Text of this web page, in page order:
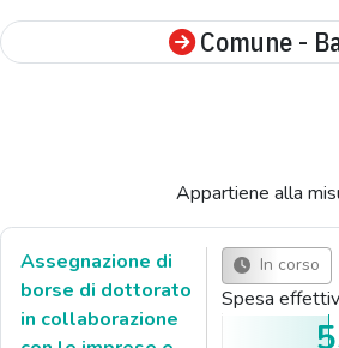
Comune -
Appartiene alla
Assegnazione di
borse di dottorato
in collaborazione
In corso
Spesa